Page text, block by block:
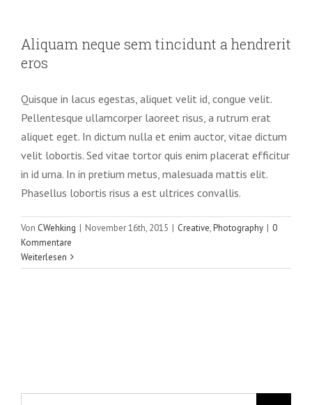
Aliquam neque sem tincidunt a hendrerit
eros
Quisque in lacus egestas, aliquet velit id, congue velit.
Pellentesque ullamcorper laoreet risus, a rutrum erat
aliquet eget. In dictum nulla et enim auctor, vitae dictum
velit lobortis. Sed vitae tortor quis enim placerat efficitur
in id urna. In in pretium metus, malesuada mattis elit.
Phasellus lobortis risus a est ultrices convallis.
Von CWehking | November 16th, 2015 | Creative,Photography | 0
Kommentare
Weiterlesen